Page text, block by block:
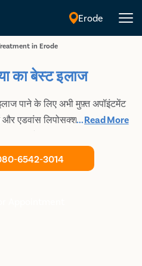
Erode
in Erode
का बेस्ट इलाज
पाने के लिए अभी मुफ़्त अपॉइंटमेंट
और एडवांस लिपोसक्शन सर्जरी से
...Read More
6542-3014